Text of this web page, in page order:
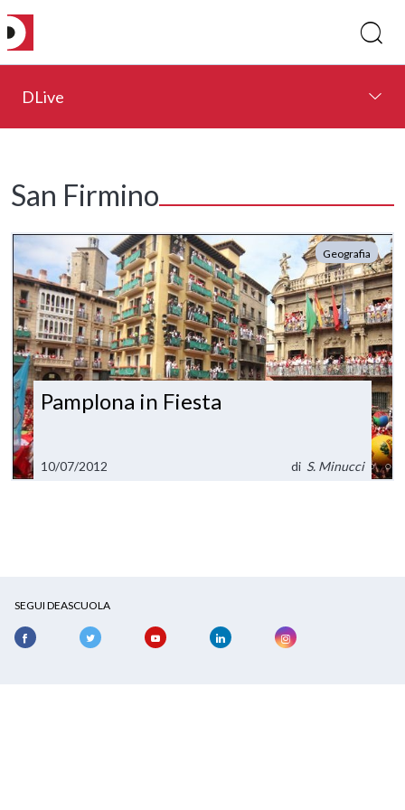
DLive
San Firmino
Geografia
Pamplona in Fiesta
10/07/2012 di S. Minucci
SEGUI DEASCUOLA